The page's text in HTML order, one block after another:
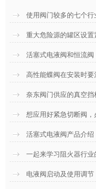
使用阀门较多的七个行
重大危险源的罐区设
活塞式电液阀和恒流
高性能蝶阀在安装时
奈东阀门供应的真空
想应用好紧急切断阀
活塞式电液阀产品介绍
一起来学习阻火器行业
电液阀启动及使用调节